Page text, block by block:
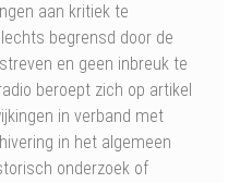
aan kritiek te
begrensd door de
en geen inbreuk te
beroept zich op artikel
in verband met
in het algemeen
onderzoek of